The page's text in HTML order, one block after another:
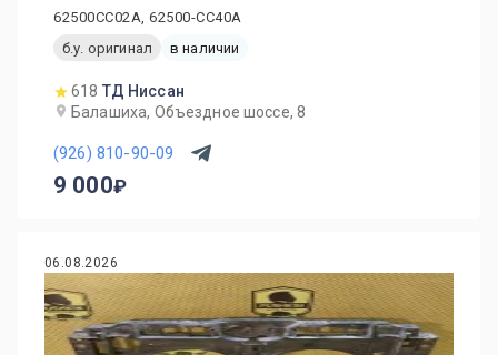
62500CC02A, 62500-CC40A
б.у. оригинал
в наличии
618 ТД Ниссан
Балашиха, Объездное шоссе, 8
(926) 810-90-09
9 000
06.08.2026